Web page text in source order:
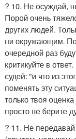
? 10. Не осуждай,
Порой очень
других людей.
ни окружающим.
очередной раз
критикуйте в
судей: "и что из
поменять эту
только твоя
просто не берите
? 11. Не